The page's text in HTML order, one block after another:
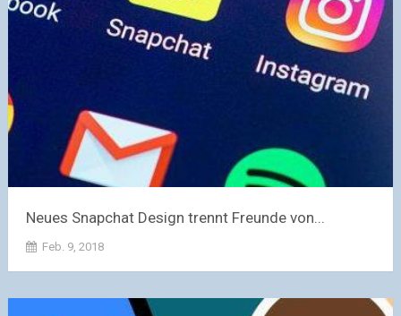
Neues Snapchat Design trennt Freunde von...
Feb. 9, 2018